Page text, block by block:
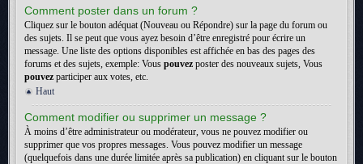
Comment poster dans un forum ?
Cliquez sur le bouton adéquat (Nouveau ou Répondre) sur la page du forum ou
des sujets. Il se peut que vous ayez besoin d’être enregistré pour écrire un
message. Une liste des options disponibles est affichée en bas des pages des
forums et des sujets, exemple: Vous pouvez poster des nouveaux sujets, Vous
pouvez participer aux votes, etc.
Haut
Comment modifier ou supprimer un message ?
À moins d’être administrateur ou modérateur, vous ne pouvez modifier ou
supprimer que vos propres messages. Vous pouvez modifier un message
(quelquefois dans une durée limitée après sa publication) en cliquant sur le bouton